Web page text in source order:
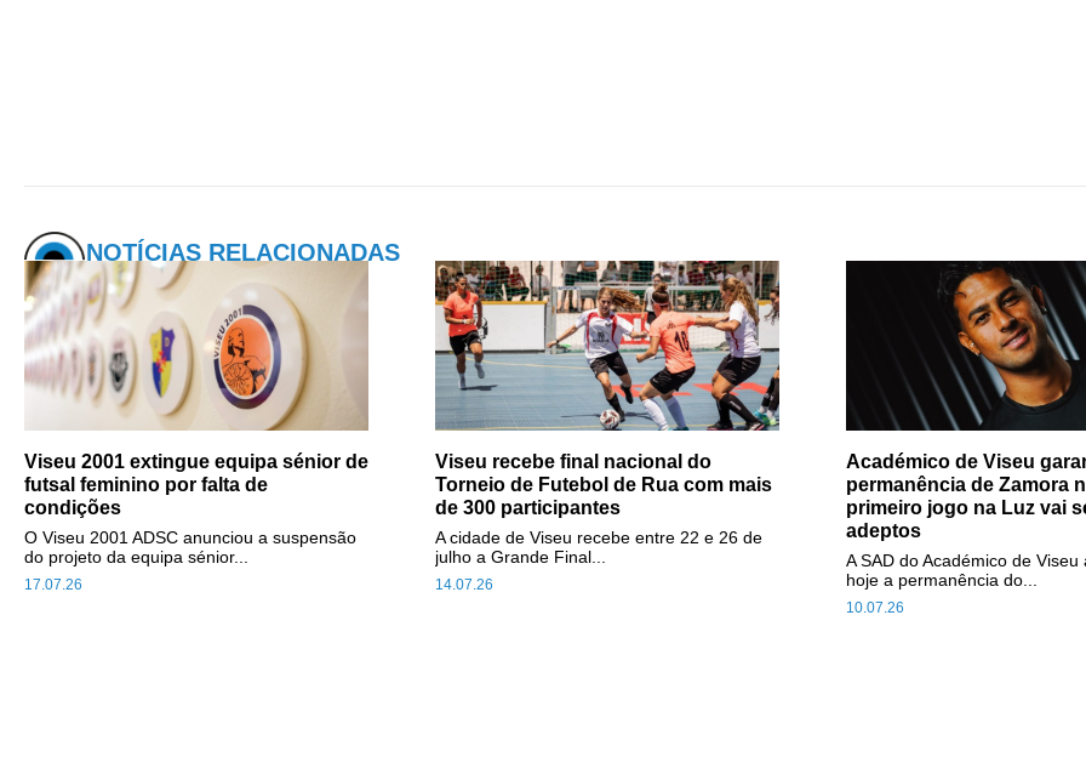
NOTÍCIAS RELACIONADAS
Viseu 2001 extingue equipa sénior de
futsal feminino por falta de
condições
17.07.26
O Viseu 2001 ADSC anunciou a suspensão
do projeto da equipa sénior...
Viseu recebe final nacional do
Torneio de Futebol de Rua com mais
de 300 participantes
14.07.26
A cidade de Viseu recebe entre 22 e 26 de
julho a Grande Final...
Académico de Viseu
permanência de Zamora
primeiro jogo na Luz vai
adeptos
10.07.26
A SAD do Académico de Viseu
hoje a permanência do...